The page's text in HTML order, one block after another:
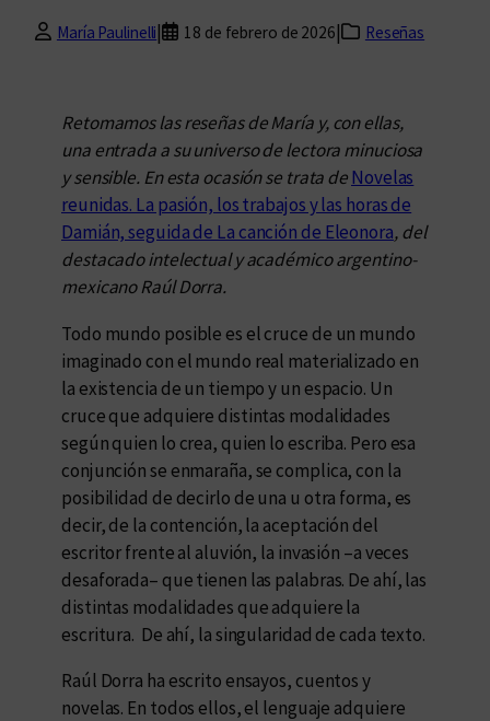
María Paulinelli| 18 de febrero de 2026| Reseñas
Retomamos las reseñas de María y, con ellas,
una entrada a su universo de lectora minuciosa
y sensible. En esta ocasión se trata deNovelas
reunidas. La pasión, los trabajos y las horas de
Damián, seguida de La canción de Eleonora, del
destacado intelectual y académico argentino-
mexicano Raúl Dorra.
Todo mundo posible es el cruce de un mundo
imaginado con el mundo real materializado en
la existencia de un tiempo y un espacio. Un
cruce que adquiere distintas modalidades
según quien lo crea, quien lo escriba. Pero esa
conjunción se enmaraña, se complica, con la
posibilidad de decirlo de una u otra forma, es
decir, de la contención, la aceptación del
escritor frente al aluvión, la invasión –a veces
desaforada– que tienen las palabras. De ahí, las
distintas modalidades que adquiere la
escritura. De ahí, la singularidad de cada texto.
Raúl Dorra ha escrito ensayos, cuentos y
novelas. En todos ellos, el lenguaje adquiere